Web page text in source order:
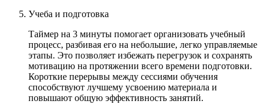
Учеба и подготовка
Таймер на 3 минуты помогает организовать учебный
процесс, разбивая его на небольшие, легко управляемые
этапы. Это позволяет избежать перегрузок и сохранять
мотивацию на протяжении всего времени подготовки.
Короткие перерывы между сессиями обучения
способствуют лучшему усвоению материала и
повышают общую эффективность занятий.